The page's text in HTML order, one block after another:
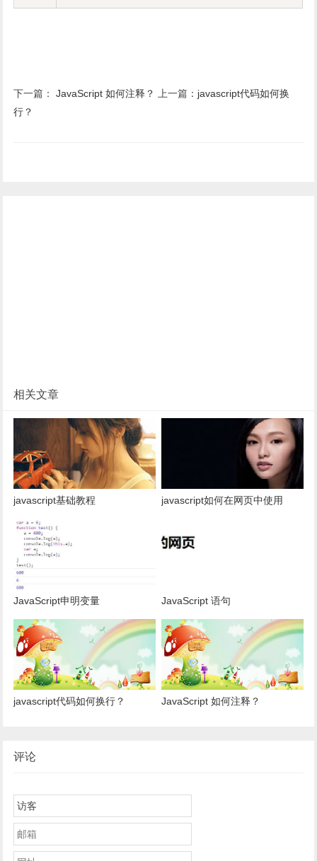
下一篇： JavaScript 如何注释？ 上一篇： javascript代码如何换
行？
相关文章
javascript基础教程 javascript如何在网页中使用
JavaScript申明变量 JavaScript 语句
javascript代码如何换行？ JavaScript 如何注释？
评论